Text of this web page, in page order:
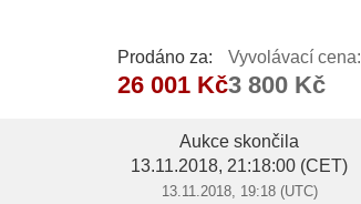
Prodáno za:
26 001 Kč
Vyvolávací cena:
3 800 Kč
Aukce skončila
13.11.2018, 21:18:00 (CET)
13.11.2018, 19:18 (UTC)